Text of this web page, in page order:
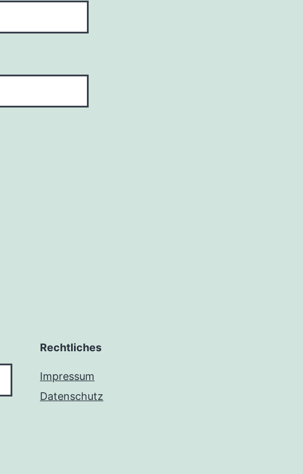
Rechtliches
Impressum
Datenschutz